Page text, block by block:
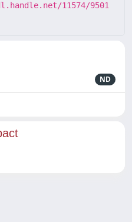
11574/9501
ND